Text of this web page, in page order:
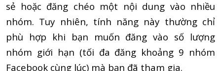
sẻ hoặc đăng chéo một nội dung vào nhiều
nhóm. Tuy nhiên, tính năng này thường chỉ
phù hợp khi bạn muốn đăng vào số lượng
nhóm giới hạn (tối đa đăng khoảng 9 nhóm
Facebook cùng lúc) mà bạn đã tham gia.